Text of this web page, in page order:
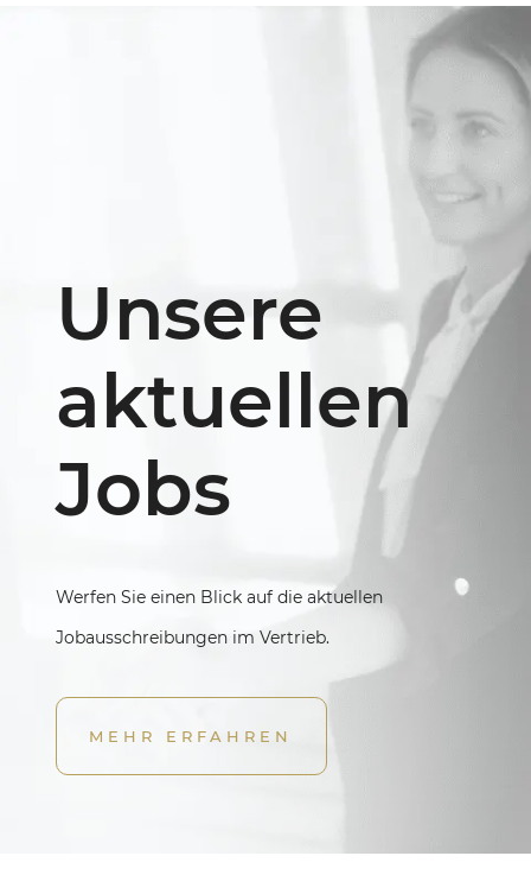
Unsere
aktuellen
Jobs
Werfen Sie einen Blick auf die aktuellen
Jobausschreibungen im Vertrieb.
MEHR ERFAHREN